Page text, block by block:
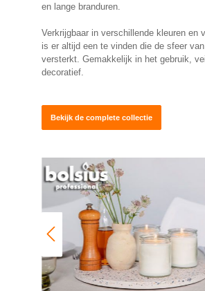
en lange branduren.
Verkrijgbaar in verschillende kleuren en
is er altijd een te vinden die de sfeer
versterkt. Gemakkelijk in het gebruik,
decoratief.
Bekijk de complete collectie